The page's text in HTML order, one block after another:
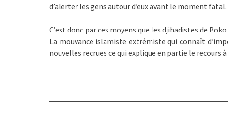
d’alerter les gens autour d’eux avant le moment fatal.
C’est donc par ces moyens que les djihadistes de
La mouvance islamiste extrémiste qui connaît
nouvelles recrues ce qui explique en partie le recours